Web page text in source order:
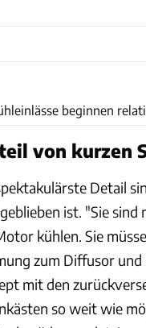
beginnen
von kurzen
Detail
ist. "Sie sind
kühlen. Sie
zum Diffusor und
mit den
so weit wie